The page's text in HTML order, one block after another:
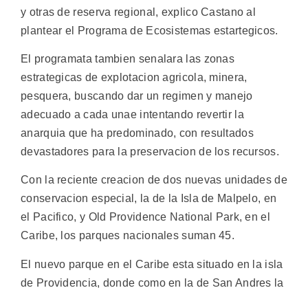
y otras de reserva regional, explico Castano al
plantear el Programa de Ecosistemas estartegicos.
El programata tambien senalara las zonas
estrategicas de explotacion agricola, minera,
pesquera, buscando dar un regimen y manejo
adecuado a cada unae intentando revertir la
anarquia que ha predominado, con resultados
devastadores para la preservacion de los recursos.
Con la reciente creacion de dos nuevas unidades de
conservacion especial, la de la Isla de Malpelo, en
el Pacifico, y Old Providence National Park, en el
Caribe, los parques nacionales suman 45.
El nuevo parque en el Caribe esta situado en la isla
de Providencia, donde como en la de San Andres la